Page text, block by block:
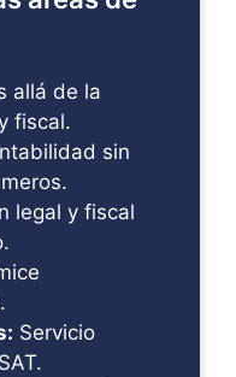
allá de la
fiscal.
sin
legal y fiscal
Servicio